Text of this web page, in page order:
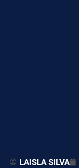
LAISLA SILVA